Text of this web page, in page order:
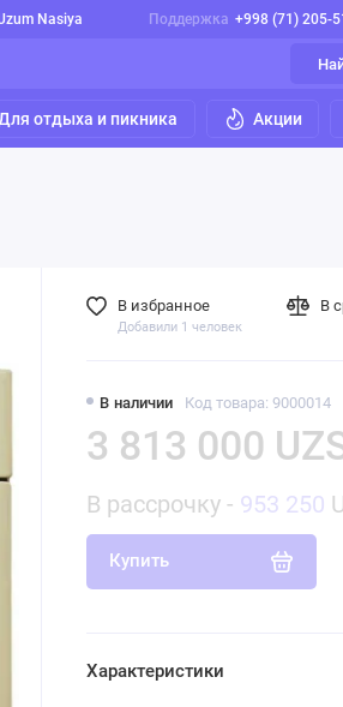
Nasiya Поддержка +998 (71) 205-
отдыха и пикника Акции
В наличии Код товара: 9000014
3 813 000
В рассрочку - 953 250
Купить
В избранное
Добавили 1 человек
В
Характеристики